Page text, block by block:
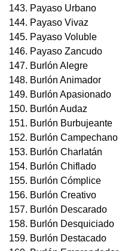
143. Payaso Urbano
144. Payaso Vivaz
145. Payaso Voluble
146. Payaso Zancudo
147. Burlón Alegre
148. Burlón Animador
149. Burlón Apasionado
150. Burlón Audaz
151. Burlón Burbujeante
152. Burlón Campechano
153. Burlón Charlatán
154. Burlón Chiflado
155. Burlón Cómplice
156. Burlón Creativo
157. Burlón Descarado
158. Burlón Desquiciado
159. Burlón Destacado